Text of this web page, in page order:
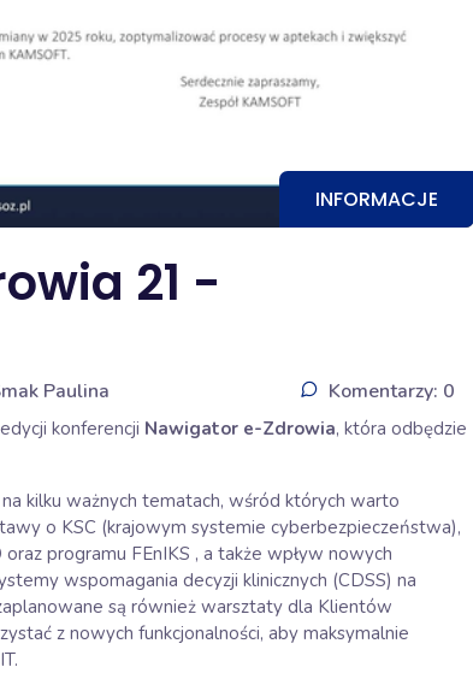
INFORMACJE
21 -
Paulina Komentarzy: 0
konferencji Nawigator e-Zdrowia, która odbędzie
kilku ważnych tematach, wśród których warto
o KSC (krajowym systemie cyberbezpieczeństwa),
programu FEnIKS , a także wpływ nowych
wspomagania decyzji klinicznych (CDSS) na
są również warsztaty dla Klientów
z nowych funkcjonalności, aby maksymalnie